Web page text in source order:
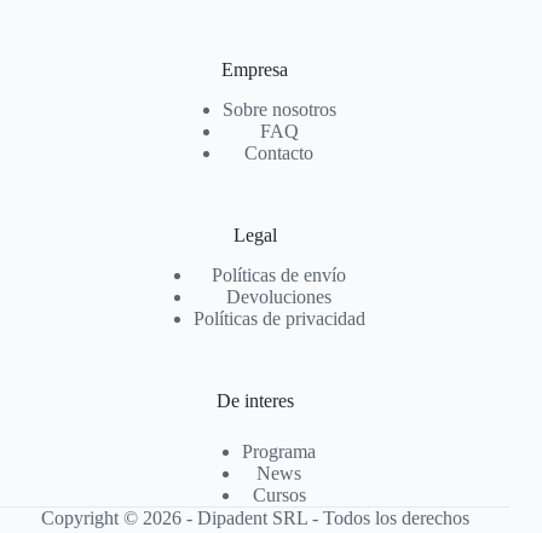
Empresa
Sobre nosotros
FAQ
Contacto
Legal
Políticas de envío
Devoluciones
Políticas de privacidad
De interes
Programa
News
Cursos
Copyright © 2026 - Dipadent SRL - Todos los derechos